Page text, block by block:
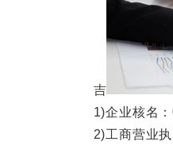
吉
1)企业核名：
2)工商营业执